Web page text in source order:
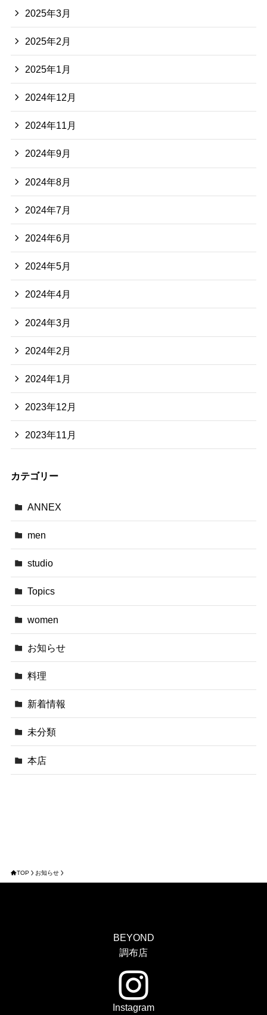
2025年3月
2025年2月
2025年1月
2024年12月
2024年11月
2024年9月
2024年8月
2024年7月
2024年6月
2024年5月
2024年4月
2024年3月
2024年2月
2024年1月
2023年12月
2023年11月
カテゴリー
ANNEX
men
studio
Topics
women
お知らせ
料理
新着情報
未分類
本店
TOP お知らせ
BEYOND
調布店
Instagram